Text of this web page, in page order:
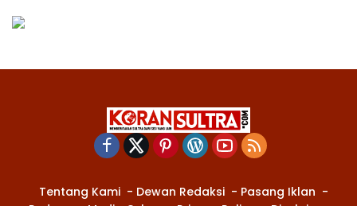
Tentang Kami Dewan Redaksi
Pasang Iklan